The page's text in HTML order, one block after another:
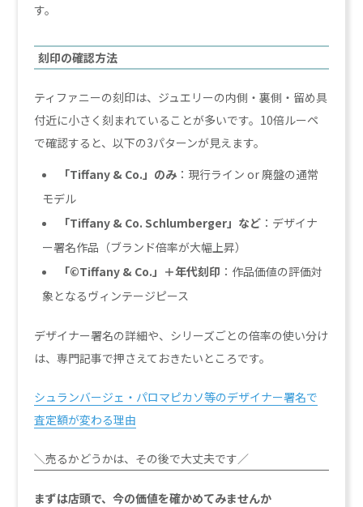
す。
刻印の確認方法
ティファニーの刻印は、ジュエリーの内側・裏側・留め具
付近に小さく刻まれていることが多いです。10倍ルーペ
で確認すると、以下の3パターンが見えます。
「Tiffany & Co.」のみ ：現行ライン or 廃盤の通常
モデル
「Tiffany & Co. Schlumberger」など ：デザイナ
ー署名作品（ブランド倍率が大幅上昇）
「©Tiffany & Co.」＋年代刻印 ：作品価値の評価対
象となるヴィンテージピース
デザイナー署名の詳細や、シリーズごとの倍率の使い分け
は、専門記事で押さえておきたいところです。
シュランバージェ・パロマピカソ等のデザイナー署名で
査定額が変わる理由
＼売るかどうかは、その後で大丈夫です／
まずは店頭で、今の価値を確かめてみませんか